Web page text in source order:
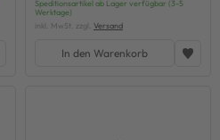
Speditionsartikel ab Lager verfügbar (3-5
Werktage)
inkl. MwSt. zzgl. Versand
In den Warenkorb